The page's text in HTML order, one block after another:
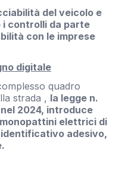
del veicolo e
controlli da parte
con le imprese
digitale
quadro
strada , la legge n.
2024, introduce
elettrici di
adesivo,